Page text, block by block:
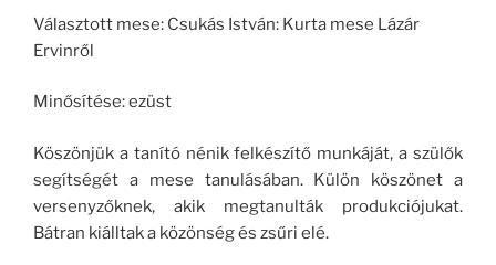
Választott mese: Csukás István: Kurta mese Lázár
Ervinről
Minősítése: ezüst
Köszönjük a tanító nénik felkészítő munkáját, a szülők
segítségét a mese tanulásában. Külön köszönet a
versenyzőknek, akik megtanulták produkciójukat.
Bátran kiálltak a közönség és zsűri elé.